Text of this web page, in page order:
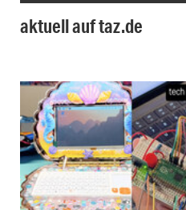
aktuell auf taz.de